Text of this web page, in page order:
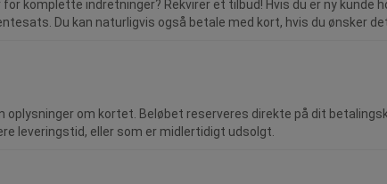
komplette ­indretninger? Rekvirer et tilbud! Hvis du er ny kunde
Du kan naturligvis også betale med kort, hvis du ønsker
om kortet. Beløbet reserveres direkte på dit
leveringstid, eller som er midlertidigt udsolgt.